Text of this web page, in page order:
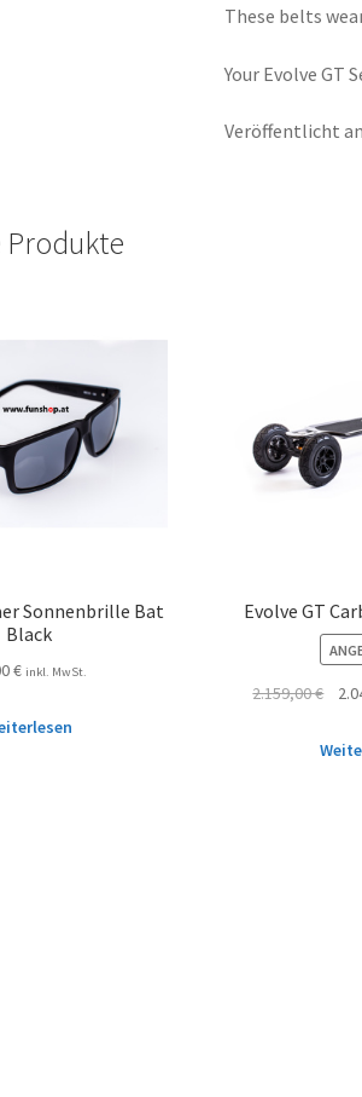
These belts
Your Evolve GT
Veröffentlicht
Sonnenbrille Bat
Black
€ inkl. MwSt.
Evolve GT
2.159,00€